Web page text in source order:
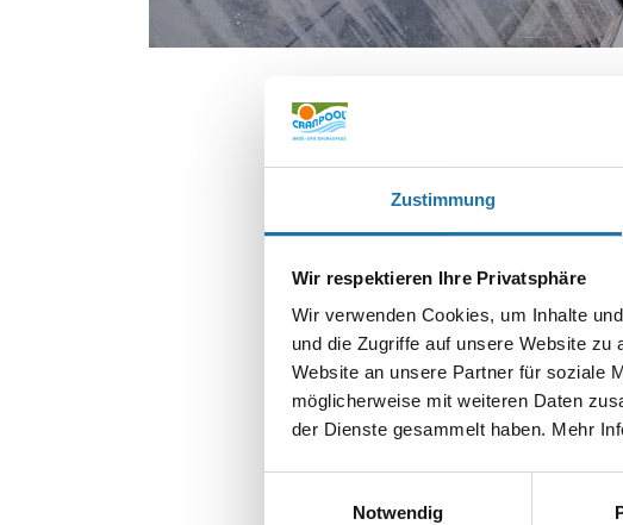
Zustimmung
Wir respektieren Ihre Privatsphäre
Wir verwenden Cookies, um Inhalte
und die Zugriffe auf unsere Website
Website an unsere Partner für soziale
möglicherweise mit weiteren Daten
der Dienste gesammelt haben. Mehr
Notwendig
SCHREIBE EINEN
Deine E-Mail-Adresse wird